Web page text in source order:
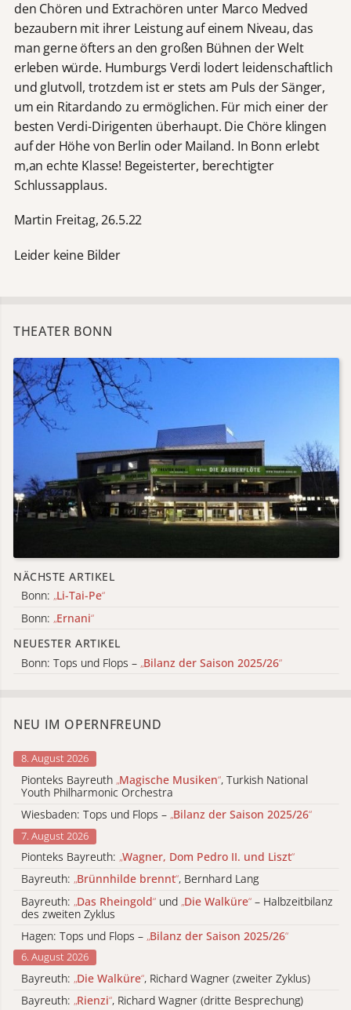
den Chören und Extrachören unter Marco Medved
bezaubern mit ihrer Leistung auf einem Niveau, das
man gerne öfters an den großen Bühnen der Welt
erleben würde. Humburgs Verdi lodert leidenschaftlich
und glutvoll, trotzdem ist er stets am Puls der Sänger,
um ein Ritardando zu ermöglichen. Für mich einer der
besten Verdi-Dirigenten überhaupt. Die Chöre klingen
auf der Höhe von Berlin oder Mailand. In Bonn erlebt
m,an echte Klasse! Begeisterter, berechtigter
Schlussapplaus.
Martin Freitag, 26.5.22
Leider keine Bilder
THEATER BONN
NÄCHSTE ARTIKEL
Bonn: „Li-Tai-Pe“
Bonn: „Ernani“
NEUESTER ARTIKEL
Bonn: Tops und Flops – „Bilanz der Saison 2025/26“
NEU IM OPERNFREUND
8. August 2026
Pionteks Bayreuth „Magische Musiken“, Turkish National
Youth Philharmonic Orchestra
Wiesbaden: Tops und Flops – „Bilanz der Saison 2025/26“
7. August 2026
Pionteks Bayreuth: „Wagner, Dom Pedro II. und Liszt“
Bayreuth: „Brünnhilde brennt“, Bernhard Lang
Bayreuth: „Das Rheingold“ und „Die Walküre“ – Halbzeitbilanz
des zweiten Zyklus
Hagen: Tops und Flops – „Bilanz der Saison 2025/26“
6. August 2026
Bayreuth: „Die Walküre“, Richard Wagner (zweiter Zyklus)
Bayreuth: „Rienzi“, Richard Wagner (dritte Besprechung)